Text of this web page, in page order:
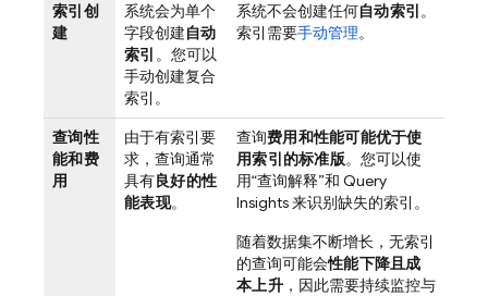
索引创
建
系统会为单个
字段创建自动
索引 。您可以
手动创建复合
索引。
系统不会创建任何自动索引。
索引需要手动管理。
查询性
能和费
用
由于有索引要
求，查询通常
具有良好的性
能表现。
查询费用和性能可能优于使
用索引的标准版。您可以使
用“查询解释”和 Query
Insights 来识别缺失的索引。
随着数据集不断增长，无索引
的查询可能会性能下降且成
本上升，因此需要持续监控与